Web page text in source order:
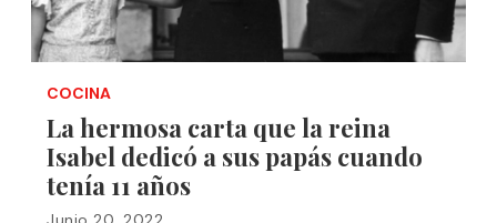
COCINA
La hermosa carta que la reina
Isabel dedicó a sus papás cuando
tenía 11 años